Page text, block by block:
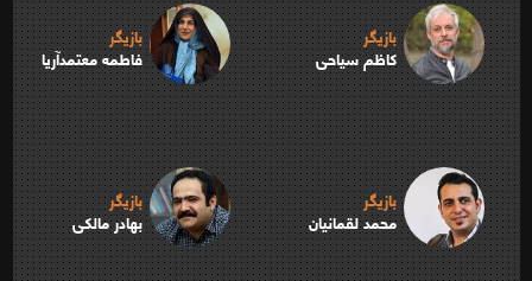
بازیگر
کاظم سیاحی
بازیگر
فاطمه معتمدآریا
بازیگر
محمد لقمانیان
بازیگر
بهادر مالکی